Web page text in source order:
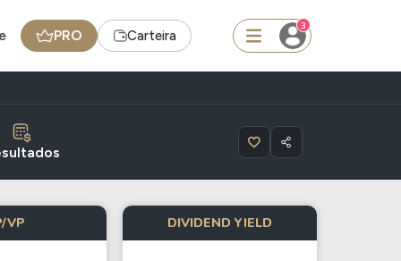
PRO Carteira
3
Ferramenta
Dividendos
VP DIVIDEND YIELD